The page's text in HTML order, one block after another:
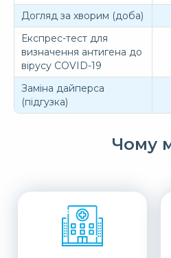
Догляд за хворим (доба)
Експрес-тест для
визначення антигена до
вірусу COVID-19
Заміна дайперса
(підгузка)
Чому